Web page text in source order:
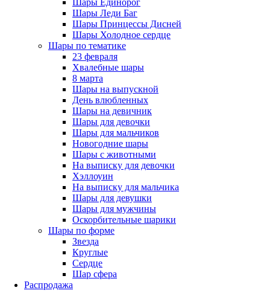
Шары Леди Баг
Шары Принцессы Дисней
Шары Холодное сердце
Шары по тематике
23 февраля
Хвалебные шары
8 марта
Шары на выпускной
День влюбленных
Шары на девичник
Шары для девочки
Шары для мальчиков
Новогодние шары
Шары с животными
На выписку для девочки
Хэллоуин
На выписку для мальчика
Шары для девушки
Шары для мужчины
Оскорбительные шарики
Шары по форме
Звезда
Круглые
Сердце
Шар сфера
Распродажа